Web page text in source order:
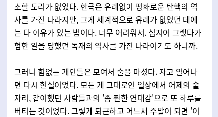
소할 도리가 없었다. 한국은 유례없이 평화로운 탄핵의 역
사를 가진 나라지만, 그게 세계적으로 유례가 없었던 데에
는 다 이유가 있는 법이다. 너무 어려워서. 심지어 그랬다가
험한 일을 당했던 독재의 역사를 가진 나라이기도 하니까.
그러니 힘없는 개인들은 모여서 술을 마셨다. 자고 일어나
면 다시 현실이었다. 모든 게 그대로인 일상에서 어제의 술
자리, 같이했던 사람들과의 '좀 짠한 연대감'으로 또 하루를
버티는 것이었다. 그렇게 퇴근하고 어느새 주말이 되면 '이